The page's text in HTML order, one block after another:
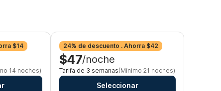
$14
14 noches)
24% de descuento . Ahorra $42
$47/noche
Tarifa de 3 semanas(Mínimo 21 noches)
Seleccionar